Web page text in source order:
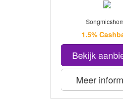
1.5%
Bekijk
Meer